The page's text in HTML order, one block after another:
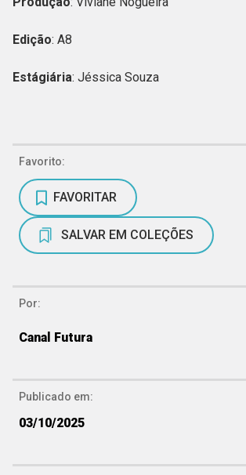
Edição: A8
Estágiária: Jéssica Souza
Favorito:
FAVORITAR
SALVAR EM COLEÇÕES
Por:
Canal Futura
Publicado em:
03/10/2025